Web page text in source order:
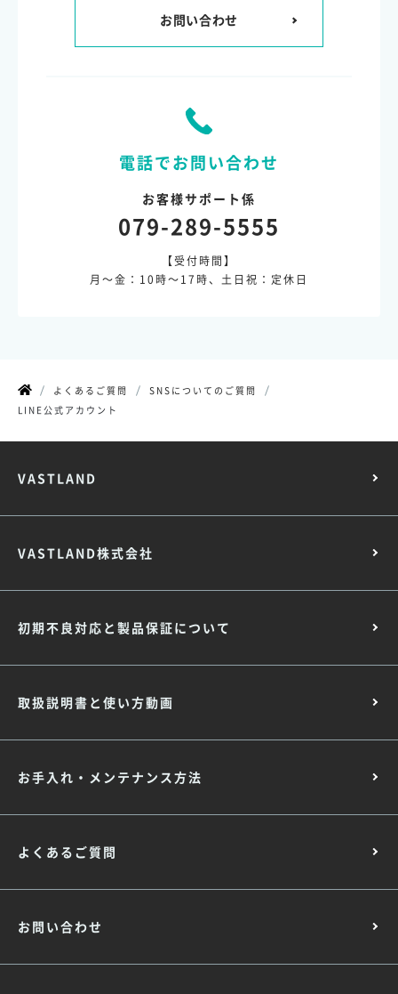
お問い合わせ
電話でお問い合わせ
お客様サポート係
079-289-5555
【受付時間】
月～金：10時～17時、土日祝：定休日
よくあるご質問
SNSについてのご質問
LINE公式アカウント
VASTLAND
VASTLAND株式会社
初期不良対応と製品保証について
取扱説明書と使い方動画
お手入れ・メンテナンス方法
よくあるご質問
お問い合わせ